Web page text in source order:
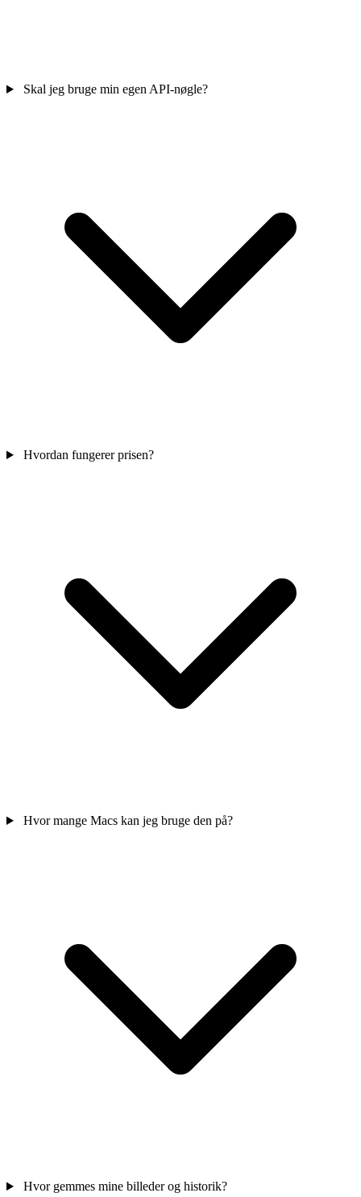
Skal jeg bruge min egen API-nøgle?
Hvordan fungerer prisen?
Hvor mange Macs kan jeg bruge den på?
Hvor gemmes mine billeder og historik?